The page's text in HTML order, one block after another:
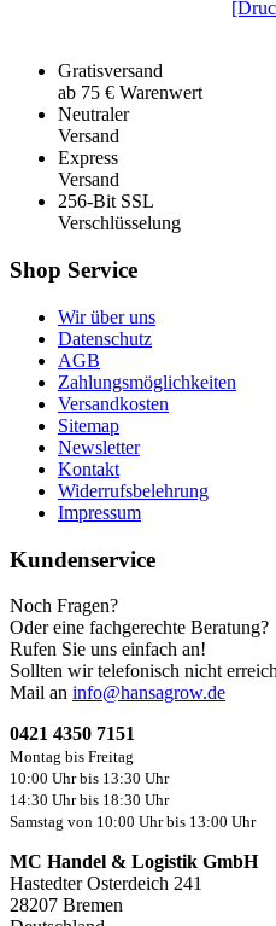
Gratisversand
ab 75 € Warenwert
Neutraler
Versand
Express
Versand
256-Bit SSL
Verschlüsselung
Shop Service
Wir über uns
Datenschutz
AGB
Zahlungsmöglichkeiten
Versandkosten
Sitemap
Newsletter
Kontakt
Widerrufsbelehrung
Impressum
Kundenservice
Noch Fragen?
Oder eine fachgerechte Beratung?
Rufen Sie uns einfach an!
Sollten wir telefonisch nicht
Mail an info@hansagrow.de
0421 4350 7151
Montag bis Freitag
10:00 Uhr bis 13:30 Uhr
14:30 Uhr bis 18:30 Uhr
Samstag von 10:00 Uhr bis 13:00 Uhr
MC Handel & Logistik GmbH
Hastedter Osterdeich 241
28207 Bremen